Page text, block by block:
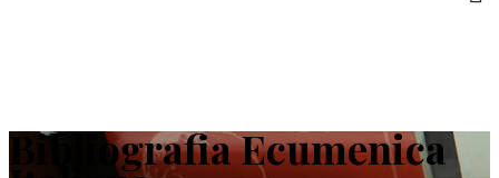
Bibliografia Ecumenica